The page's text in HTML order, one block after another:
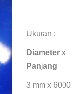
Ukuran :
Diameter x
Panjang
3 mm x 6000